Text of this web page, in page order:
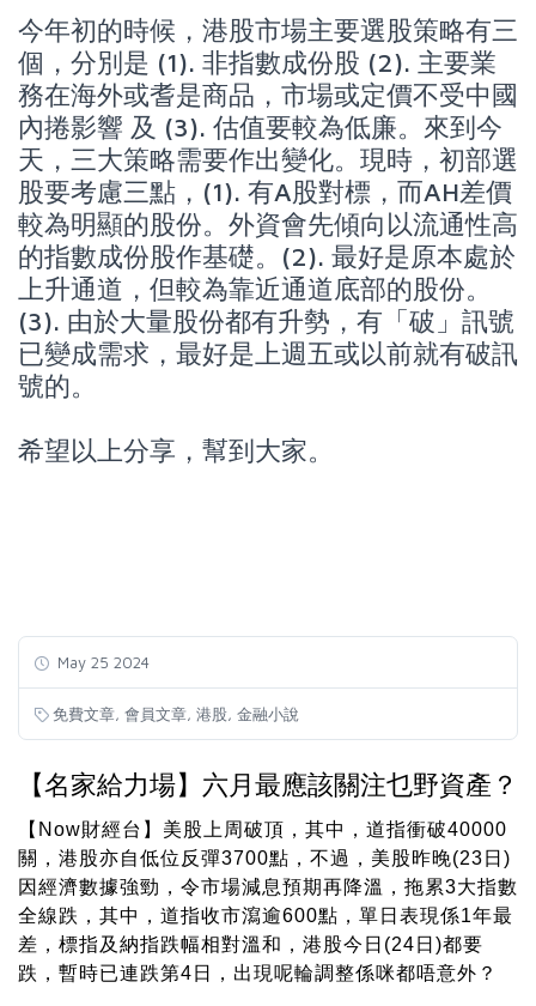
今年初的時候，港股市場主要選股策略有三
個，分別是 (1). 非指數成份股 (2). 主要業
務在海外或耆是商品，市場或定價不受中國
內捲影響 及 (3). 估值要較為低廉。來到今
天，三大策略需要作出變化。現時，初部選
股要考慮三點，(1). 有A股對標，而AH差價
較為明顯的股份。外資會先傾向以流通性高
的指數成份股作基礎。(2). 最好是原本處於
上升通道，但較為靠近通道底部的股份。
(3). 由於大量股份都有升勢，有「破」訊號
已變成需求，最好是上週五或以前就有破訊
號的。
希望以上分享，幫到大家。
May 25 2024
免費文章, 會員文章, 港股, 金融小說
【名家給力場】六月最應該關注乜野資產？
【Now財經台】美股上周破頂，其中，道指衝破40000
關，港股亦自低位反彈3700點，不過，美股昨晚(23日)
因經濟數據強勁，令市場減息預期再降溫，拖累3大指數
全線跌，其中，道指收市瀉逾600點，單日表現係1年最
差，標指及納指跌幅相對溫和，港股今日(24日)都要
跌，暫時已連跌第4日，出現呢輪調整係咪都唔意外？